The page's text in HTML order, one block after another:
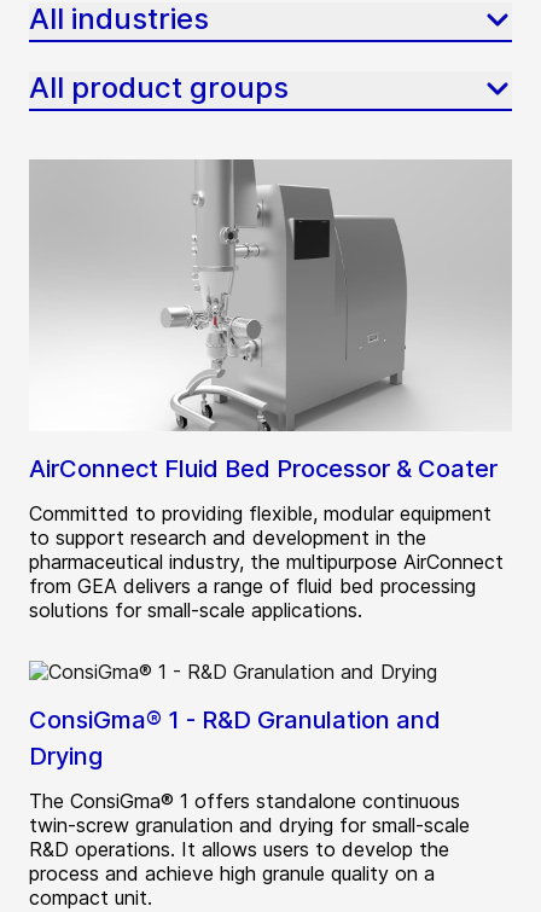
All industries
All product groups
AirConnect Fluid Bed Processor & Coater
Committed to providing flexible, modular equipment
to support research and development in the
pharmaceutical industry, the multipurpose AirConnect
from GEA delivers a range of fluid bed processing
solutions for small-scale applications.
ConsiGma® 1 - R&D Granulation and
Drying
The ConsiGma® 1 offers standalone continuous
twin-screw granulation and drying for small-scale
R&D operations. It allows users to develop the
process and achieve high granule quality on a
compact unit.